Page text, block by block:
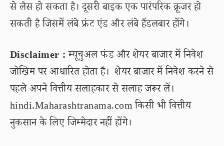
से लैस हो सकता है। दूसरी बाइक एक पारंपरिक क्रूजर हो
सकती है जिसमें लंबे फ्रंट एंड और लंबे हैंडलबार होंगे।
Disclaimer :म्यूचुअल फंड और शेयर बाजार में निवेश
जोखिम पर आधारित होता है। शेयर बाजार में निवेश करने से
पहले अपने वित्तीय सलाहकार से सलाह जरूर लें।
hindi.Maharashtranama.com किसी भी वित्तीय
नुकसान के लिए जिम्मेदार नहीं होंगे।